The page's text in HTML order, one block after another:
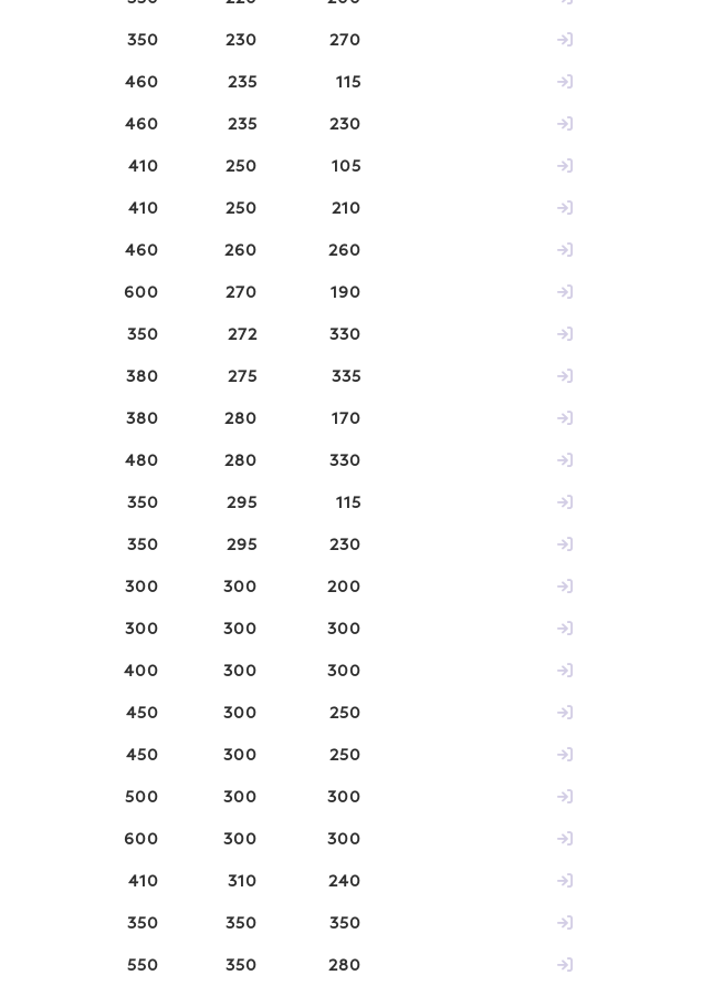
350 230 270
460 235 115
460 235 230
410 250 105
410 250 210
460 260 260
600 270 190
350 272 330
380 275 335
380 280 170
480 280 330
350 295 115
350 295 230
300 300 200
300 300 300
400 300 300
450 300 250
450 300 250
500 300 300
600 300 300
410 310 240
350 350 350
550 350 280